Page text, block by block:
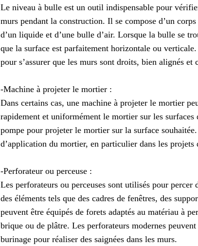
Le niveau à bulle est un outil indispensable pour
murs pendant la construction. Il se compose d’un
d’un liquide et d’une bulle d’air. Lorsque la bulle se
que la surface est parfaitement horizontale ou
pour s’assurer que les murs sont droits, bien alignés
-Machine à projeter le mortier :
Dans certains cas, une machine à projeter le mortier
rapidement et uniformément le mortier sur les
pompe pour projeter le mortier sur la surface
d’application du mortier, en particulier dans les projets
-Perforateur ou perceuse :
Les perforateurs ou perceuses sont utilisés pour
des éléments tels que des cadres de fenêtres, des
peuvent être équipés de forets adaptés au matériau à
brique ou de plâtre. Les perforateurs modernes
burinage pour réaliser des saignées dans les murs.